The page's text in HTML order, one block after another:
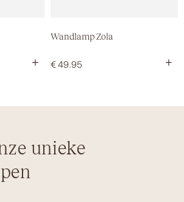
+
Wandlamp Zola
€49.95 +
unieke